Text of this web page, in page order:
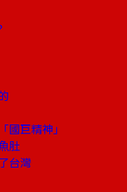
國巨精神」
肚
台灣